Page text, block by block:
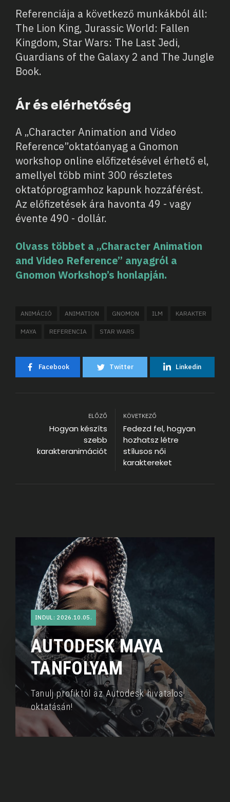
Referenciája a következő munkákból áll:
The Lion King, Jurassic World: Fallen
Kingdom, Star Wars: The Last Jedi,
Guardians of the Galaxy 2 and The Jungle
Book.
Ár és elérhetőség
A „Character Animation and Video
Reference”oktatóanyag a Gnomon
workshop online előfizetésével érhető el,
amellyel több mint 300 részletes
oktatóprogramhoz kapunk hozzáférést.
Az előfizetések ára havonta 49 - vagy
évente 490 - dollár.
Olvass többet a „Character Animation
and Video Reference” anyagról a
Gnomon Workshop’s honlapján.
ANIMÁCIÓ ANIMATION GNOMON ILM KARAKTER
MAYA REFERENCIA STAR WARS
Facebook Twitter Linkedin
ELŐZŐ
Hogyan készíts
szebb
karakteranimációt
KÖVETKEZŐ
Fedezd fel, hogyan
hozhatsz létre
stílusos női
karaktereket
INDUL: 2026.10.05.
AUTODESK MAYA
TANFOLYAM
Tanulj profiktól az Autodesk hivatalos
oktatásán!